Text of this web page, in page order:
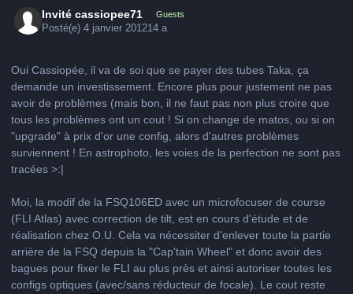
Invité cassiopee71 Guests
Posté(e)4 janvier 201214 a
Oui Cassiopée, il va de soi que se payer des tubes Taka, ça
demande un investissement. Encore plus pour justement ne pas
avoir de problèmes (mais bon, il ne faut pas non plus croire que
tous les problèmes ont un cout ! Si on change de matos, ou si on
"upgrade" à prix d'or une config, alors d'autres problèmes
surviennent ! En astrophoto, les voies de la perfection ne sont pas
tracées >:|
Moi, la modif de la FSQ106ED avec un microfocuser de course
(FLI Atlas) avec correction de tilt, est en cours d'étude et de
réalisation chez O.U. Cela va nécessiter d'enlever toute la partie
arrière de la FSQ depuis la "Cap'tain Wheel" et donc avoir des
bagues pour fixer le FLI au plus près et ainsi autoriser toutes les
configs optiques (avec/sans réducteur de focale). Le cout reste